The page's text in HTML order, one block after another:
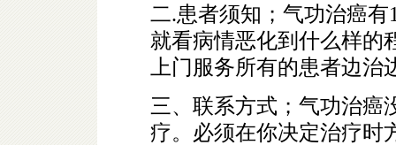
二.患者须知；气功治癌有
就看病情恶化到什么样的
上门服务所有的患者边治
三、联系方式；气功治癌
疗。必须在你决定治疗时